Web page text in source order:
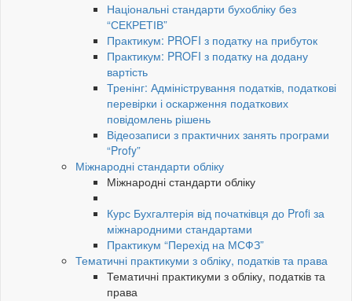
Національні стандарти бухобліку без
“СЕКРЕТІВ”
Практикум: PROFI з податку на прибуток
Практикум: PROFI з податку на додану
вартість
Тренінг: Адміністрування податків, податкові
перевірки і оскарження податкових
повідомлень рішень
Відеозаписи з практичних занять програми
“Profy”
Міжнародні стандарти обліку
Міжнародні стандарти обліку
Курс Бухгалтерія від початківця до Profi за
міжнародними стандартами
Практикум “Перехід на МСФЗ”
Тематичні практикуми з обліку, податків та права
Тематичні практикуми з обліку, податків та
права